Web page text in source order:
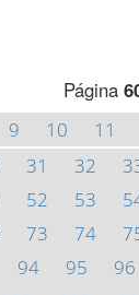
Página
9 10 11
31 32
52 53
73 74
94 95 96